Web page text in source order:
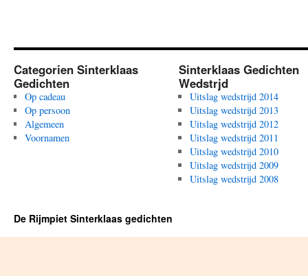
Categorien Sinterklaas
Gedichten
Op cadeau
Op persoon
Algemeen
Voornamen
Sinterklaas Gedichten
Wedstrjd
Uitslag wedstrijd 2014
Uitslag wedstrijd 2013
Uitslag wedstrijd 2012
Uitslag wedstrijd 2011
Uitslag wedstrijd 2010
Uitslag wedstrijd 2009
Uitslag wedstrijd 2008
De Rijmpiet Sinterklaas gedichten